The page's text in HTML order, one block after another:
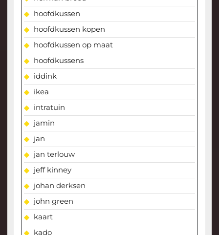
hoofdkussen
hoofdkussen kopen
hoofdkussen op maat
hoofdkussens
iddink
ikea
intratuin
jamin
jan
jan terlouw
jeff kinney
johan derksen
john green
kaart
kado